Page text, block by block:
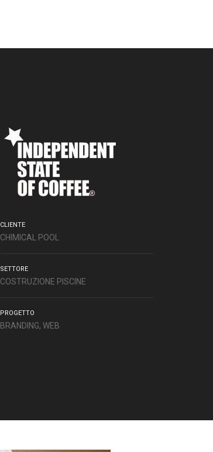
CLIENTE
CHIMICAL POOL
SETTORE
COSTRUZIONE PISCINE
PROGETTO
BRANDING, WEB